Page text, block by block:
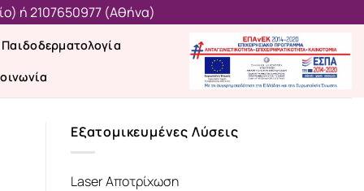
ή2107650977 (Aθήνα)
Παιδοδερματολογία
Εξατομικευμένες Λύσεις
Laser Αποτρίχωση